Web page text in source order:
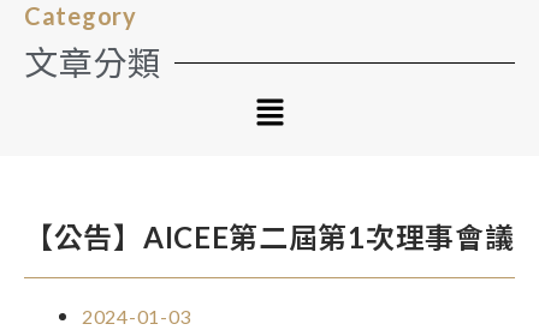
Category
文章分類
【公告】AICEE第二屆第1次理事會議
2024-01-03